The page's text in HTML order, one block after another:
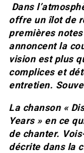
Dans
offre un îlot de
premières
annoncent la
vision est plus
complices et
entretien.
La chanson «
Years » en ce
de chanter.
décrite dans la